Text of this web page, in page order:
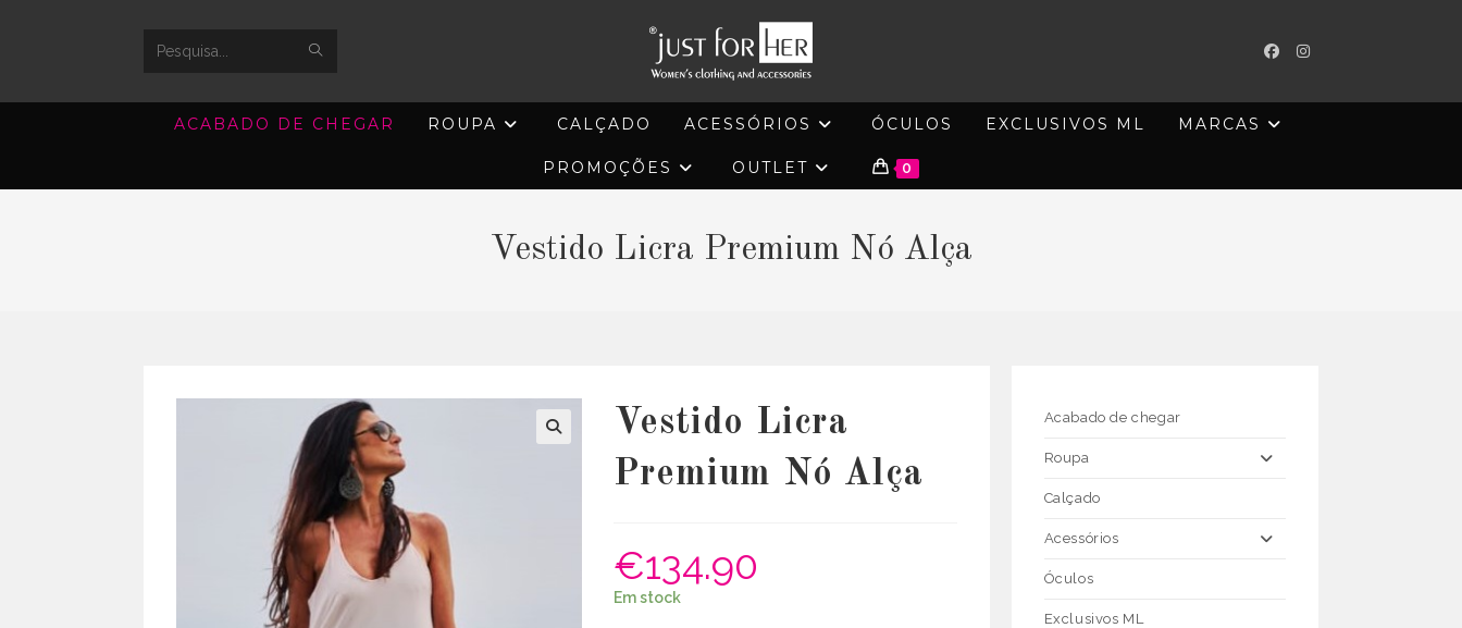
Search
ACABADO DE CHEGAR ROUPA CALÇADO ACESSÓRIOS ÓCULOS EXCLUSIVOS ML MARCAS
PROMOÇÕES OUTLET 0
Vestido Licra Premium Nó Alça
Vestido Licra
Premium Nó Alça
€134.90
Em stock
Acabado de chegar
Roupa
Calçado
Acessórios
Óculos
Exclusivos ML